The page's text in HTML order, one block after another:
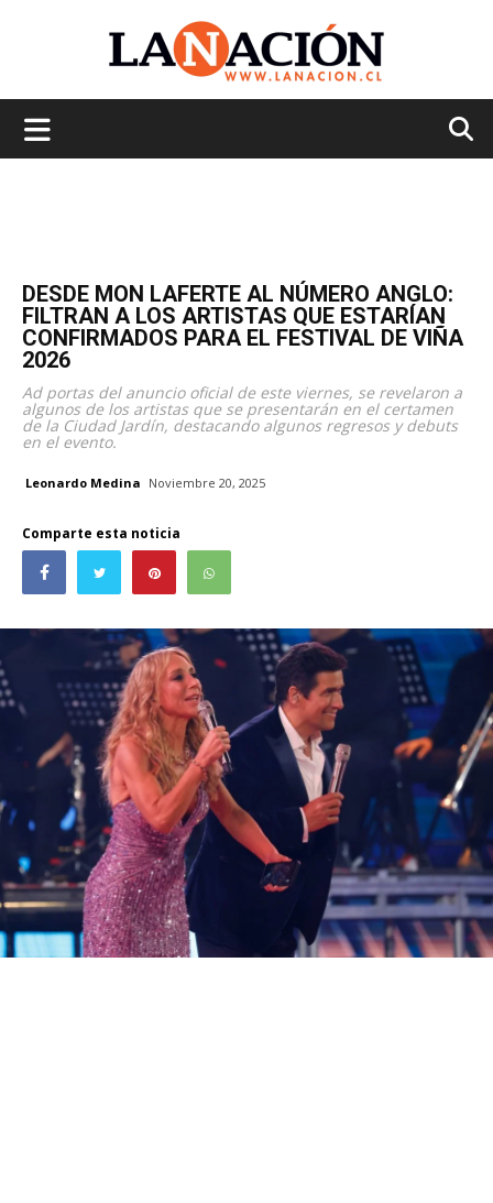
DESDE MON LAFERTE AL NÚMERO ANGLO:
FILTRAN A LOS ARTISTAS QUE ESTARÍAN
CONFIRMADOS PARA EL FESTIVAL DE VIÑA
2026
Ad portas del anuncio oficial de este viernes, se revelaron a
algunos de los artistas que se presentarán en el certamen
de la Ciudad Jardín, destacando algunos regresos y debuts
en el evento.
Leonardo Medina Noviembre 20, 2025
Comparte esta noticia